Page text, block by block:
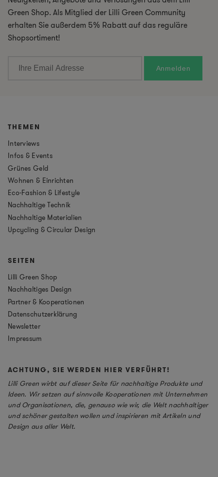
Green Shop. Als Mitglied der Lilli Green Community
erhalten Sie außerdem 5% Rabatt auf das reguläre
Shopsortiment!
THEMEN
Interviews
Infos & Events
Grünes Geld
Wohnen & Einrichten
Eco-Fashion & Lifestyle
Nachhaltige Technik
Nachhaltige Materialien
Upcycling & Circular Design
SEITEN
Lilli Green Shop
Nachhaltiges Design
Partner & Kooperationen
Datenschutzerklärung
Newsletter
Impressum
ACHTUNG, SIE WERDEN HIER VERFÜHRT!
Lilli Green wirbt auf dieser Seite für nachhaltige Produkte und
Ideen. Wir setzen auf sinnvolle Kooperationen mit Unternehmen
und Organisationen, die, genauso wie wir, die Welt nachhaltiger
und schöner gestalten wollen und inspirieren mit Artikeln und
Design aus aller Welt.